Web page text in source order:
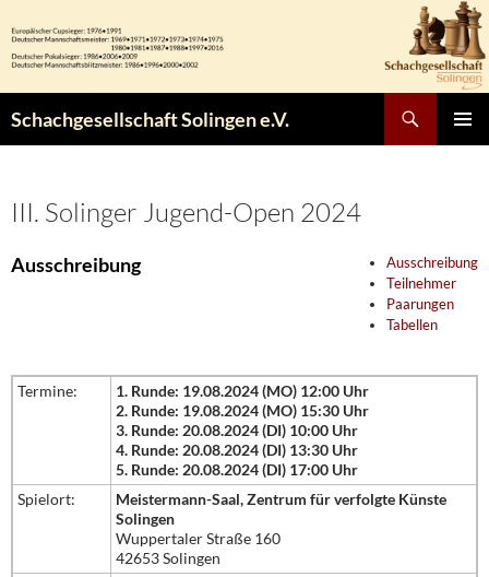
Inhalt
springen
Schachgesellschaft Solingen e.V.
III. Solinger Jugend-Open 2024
Ausschreibung
Teilnehmer
Paarungen
Tabellen
Ausschreibung
Termine:
1. Runde: 19.08.2024 (MO) 12:00 Uhr
2. Runde: 19.08.2024 (MO) 15:30 Uhr
3. Runde: 20.08.2024 (DI) 10:00 Uhr
4. Runde: 20.08.2024 (DI) 13:30 Uhr
5. Runde: 20.08.2024 (DI) 17:00 Uhr
Spielort:
Meistermann-Saal, Zentrum für verfolgte Künste
Solingen
Wuppertaler Straße 160
42653 Solingen